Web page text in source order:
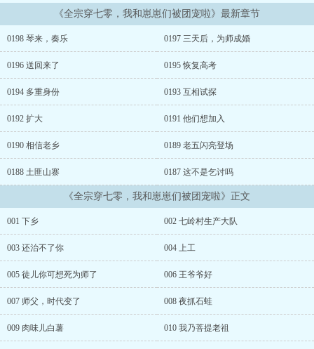
二剑修叶箐芸看到这行字时已经晚了。重新睁开眼，她成了七十年代
的全职妈妈。丈夫失踪三年疑似牺牲，偏心恶婆婆把她和四个娃赶回
娘家。屋漏偏逢连夜…--全宗穿七零，我和崽崽们被团宠啦...
《全宗穿七零，我和崽崽们被团宠啦》最新章节
0198 琴来，奏乐 0197 三天后，为师成婚
0196 送回来了 0195 恢复高考
0194 多重身份 0193 互相试探
0192 扩大 0191 他们想加入
0190 相信老乡 0189 老五闪亮登场
0188 土匪山寨 0187 这不是乞讨吗
《全宗穿七零，我和崽崽们被团宠啦》正文
001 下乡 002 七岭村生产大队
003 还治不了你 004 上工
005 徒儿你可想死为师了 006 王爷爷好
007 师父，时代变了 008 夜抓石蛙
009 肉味儿白薯 010 我乃菩提老祖